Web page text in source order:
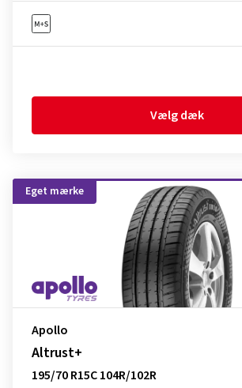
Vælg dæk
Eget mærke
Apollo
Altrust+
195/70 R15C 104R/102R